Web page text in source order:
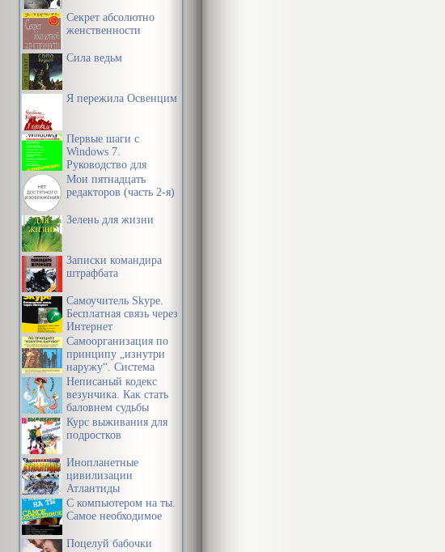
Секрет абсолютно
женственности
Сила ведьм
Я пережила Освенцим
Первые шаги с
Windows 7.
Руководство для
начинающих
Мои пятнадцать
редакторов (часть 2-я)
Зелень для жизни
Записки командира
штрафбата
Самоучитель Skype.
Бесплатная связь через
Интернет
Самоорганизация по
принципу „изнутри
наружу“. Система
эффективной
организации
пространства,
предметной среды,
информации и
времени
Неписаный кодекс
везунчика. Как стать
баловнем судьбы
Курс выживания для
подростков
Инопланетные
цивилизации
Атлантиды
С компьютером на ты.
Самое необходимое
Поцелуй бабочки